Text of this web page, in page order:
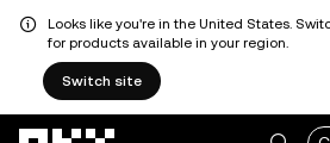
Looks like you're in the United States.
for products available in your region.
Switch site